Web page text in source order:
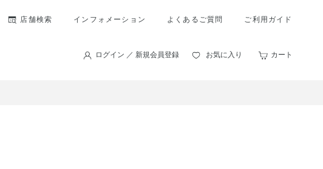
店舗検索 インフォメーション よくあるご質問 ご利用ガイド
ログイン ／ 新規会員登録 お気に入り カート